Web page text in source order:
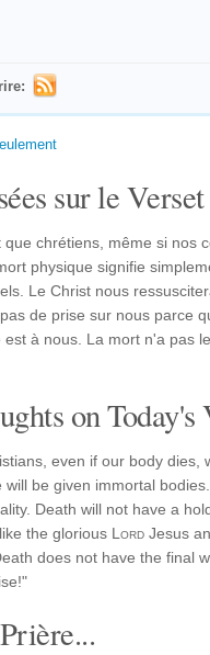
sur le
que chrétiens, même si nos
physique signifie
Le Christ nous
de prise sur nous parce
est à nous. La mort n'a pas
on Today's
even if our body dies,
will be given immortal
Death will not have a
the glorious Lord Jesus
does not have the final